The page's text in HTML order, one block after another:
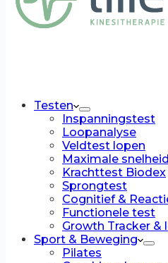
Testen
Inspanningstest
Loopanalyse
Veldtest lopen
Maximale
Krachttest Biodex
Sprongtest
Cognitief &
Functionele test
Growth Tracker
Sport & Beweging
Pilates